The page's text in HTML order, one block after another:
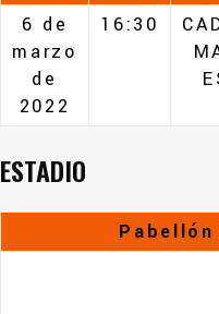
6 de
marzo
de
2022
16:30
ESTADIO
Pabellón